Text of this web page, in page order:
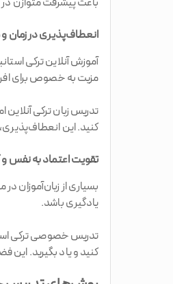
انعطاف‌پذیری در زمان
آموزش آنلاین ترکی
مزیت به خصوص برای
تدریس زبان ترکی
کنید. این
تقویت اعتماد به نفس
بسیاری از
یادگیری باشد.
تدریس خصوصی ترکی
کنید و یاد بگیرید. این